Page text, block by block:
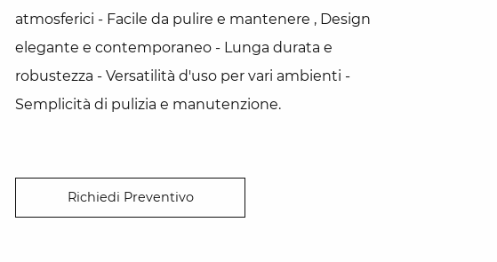
atmosferici - Facile da pulire e mantenere , Design
elegante e contemporaneo - Lunga durata e
robustezza - Versatilità d'uso per vari ambienti -
Semplicità di pulizia e manutenzione.
Richiedi Preventivo